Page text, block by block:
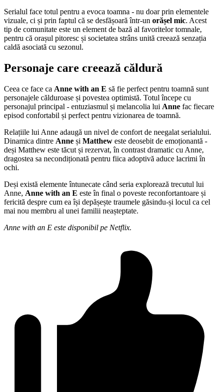
Serialul face totul pentru a evoca toamna - nu doar prin elementele
vizuale, ci și prin faptul că se desfășoară într-un orășel mic. Acest
tip de comunitate este un element de bază al favoritelor tomnale,
pentru că orașul pitoresc și societatea strâns unită creează senzația
caldă asociată cu sezonul.
Personaje care creează căldură
Ceea ce face ca Anne with an E să fie perfect pentru toamnă sunt
personajele călduroase și povestea optimistă. Totul începe cu
personajul principal - entuziasmul și melancolia lui Anne fac fiecare
episod confortabil și perfect pentru vizionarea de toamnă.
Relațiile lui Anne adaugă un nivel de confort de neegalat serialului.
Dinamica dintre Anne și Matthew este deosebit de emoționantă -
deși Matthew este tăcut și rezervat, în contrast dramatic cu Anne,
dragostea sa necondiționată pentru fiica adoptivă aduce lacrimi în
ochi.
Deși există elemente întunecate când seria explorează trecutul lui
Anne, Anne with an E este în final o poveste reconfortantoare și
fericită despre cum ea își depășește traumele găsindu-și locul ca cel
mai nou membru al unei familii neașteptate.
Anne with an E este disponibil pe Netflix.